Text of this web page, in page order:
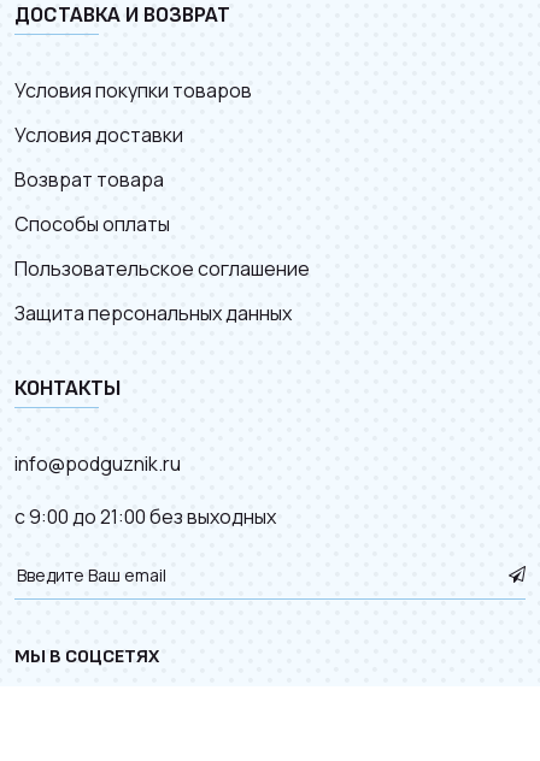
ДОСТАВКА И ВОЗВРАТ
Условия покупки товаров
Условия доставки
Возврат товара
Способы оплаты
Пользовательское соглашение
Защита персональных данных
КОНТАКТЫ
info@podguznik.ru
с 9:00 до 21:00 без выходных
МЫ В СОЦСЕТЯХ